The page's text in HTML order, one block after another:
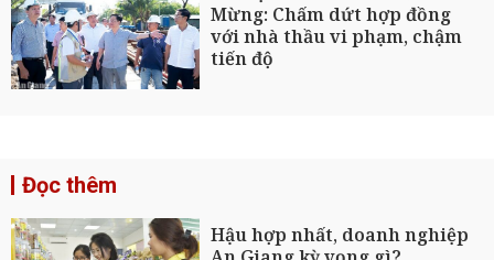
Mừng: Chấm dứt hợp đồng
với nhà thầu vi phạm, chậm
tiến độ
Đọc thêm
Hậu hợp nhất, doanh nghiệp